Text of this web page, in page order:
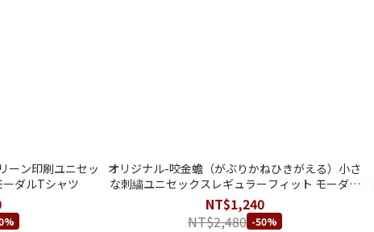
ーン印刷ユニセッ
ダルTシャツ
オリジナル-咬金蟾（がぶりかねひきがえる）小さ
な刺繍ユニセックスレギュラーフィット モーダル
Tシャツ
NT$1,240
NT$2,480 -50%